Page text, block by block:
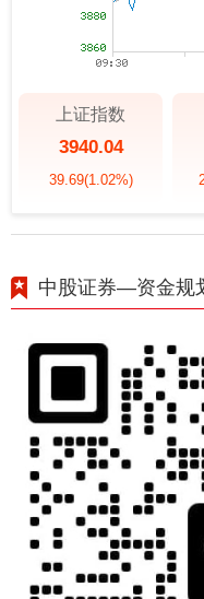
上证指数
3940.04
39.69(1.02%)
中股证券—资金规